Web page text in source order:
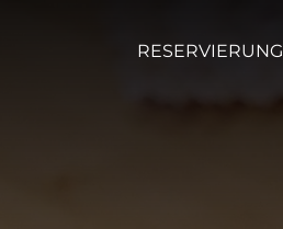
RESERVIERUNG